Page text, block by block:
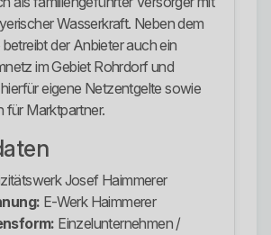
Wasserkraft. Neben dem
der Anbieter auch ein
im Gebiet Rohrdorf und
eigene Netzentgelte sowie
für Marktpartner.
Josef Haimmerer
E-Werk Haimmerer
Einzelunternehmen /